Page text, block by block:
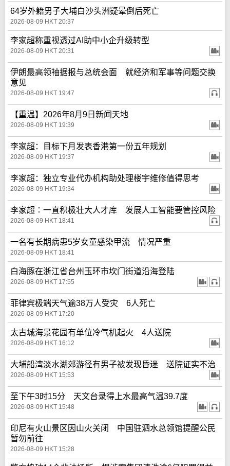
64岁外籍男子大埔白沙头洲疑晕倒后死亡
2026-08-09 HKT 20:37
李家超称重视透过AI助中小企升级转型
2026-08-09 HKT 20:31
伊朗最高领袖据报与总统会面 就经济和军事等问题交换
意见
2026-08-09 HKT 19:47
【重温】2026年8月9日新闻天地
2026-08-09 HKT 19:39
李家超：目标下月发表香港第一份五年规划
2026-08-09 HKT 19:37
李家超：独立专业代办机构助处理楼宇维修值得思考
2026-08-09 HKT 19:34
李家超∶一直积极壮大人才库 发展人工智能要管控风险
2026-08-09 HKT 18:41
一名有长期病患5岁女童感染甲流 情况严重
2026-08-09 HKT 18:41
白海豚在浙江省台州玉环市坎门街道沿海登陆
2026-08-09 HKT 17:55
菲律宾极端天气逾38万人受灾 6人死亡
2026-08-09 HKT 17:20
太古城海景花园有单位冷气机起火 4人送院
2026-08-09 HKT 16:12
大埔船湾淡水湖郊游径有男子被发现昏迷 送院证实不治
2026-08-09 HKT 15:53
至下午3时15分 天文台录得上水最高气温39.7度
2026-08-09 HKT 15:48
印尼有火山景区因山火关闭 中国驻泗水总领馆提醒公民
暂勿前往
2026-08-09 HKT 15:28